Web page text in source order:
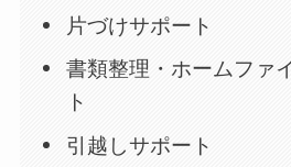
片づけサポート
書類整理・ホームファ
ト
引越しサポート